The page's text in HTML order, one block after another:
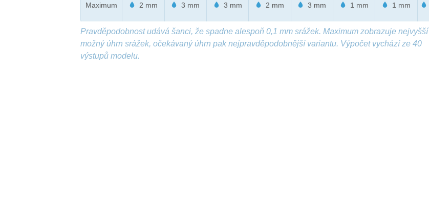
Maximum 2 mm 3 mm 3 mm 2 mm 3 mm 1 mm 1 mm
Pravděpodobnost udává šanci, že spadne alespoň 0,1 mm srážek. Maximum zobrazuje nejvyšší
možný úhrn srážek, očekávaný úhrn pak nejpravděpodobnější variantu. Výpočet vychází ze 40
výstupů modelu.